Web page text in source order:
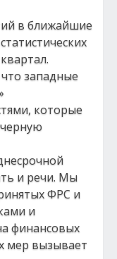
в ближайшие
западные
которые
и речи. Мы
ФРС и
и
финансовых
мер вызывает